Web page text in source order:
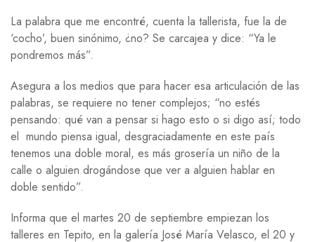
La palabra que me encontré, cuenta la tallerista, fue la de
‘cocho’, buen sinónimo, ¿no? Se carcajea y dice: “Ya le
pondremos más”.
Asegura a los medios que para hacer esa articulación de las
palabras, se requiere no tener complejos; “no estés
pensando: qué van a pensar si hago esto o si digo así; todo
el mundo piensa igual, desgraciadamente en este país
tenemos una doble moral, es más grosería un niño de la
calle o alguien drogándose que ver a alguien hablar en
doble sentido”.
Informa que el martes 20 de septiembre empiezan los
talleres en Tepito, en la galería José María Velasco, el 20 y